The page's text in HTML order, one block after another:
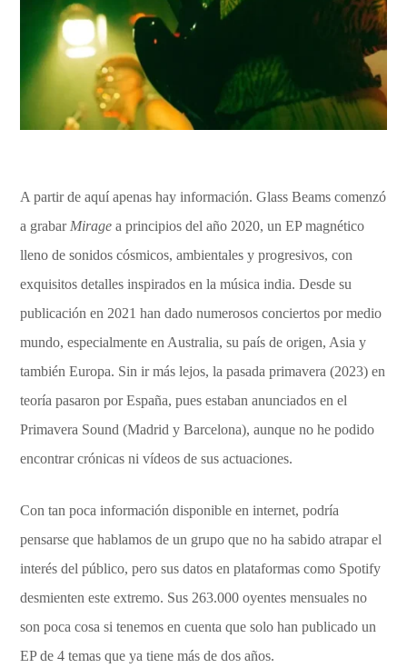
A partir de aquí apenas hay información. Glass Beams comenzó
a grabar Mirage a principios del año 2020, un EP magnético
lleno de sonidos cósmicos, ambientales y progresivos, con
exquisitos detalles inspirados en la música india. Desde su
publicación en 2021 han dado numerosos conciertos por medio
mundo, especialmente en Australia, su país de origen, Asia y
también Europa. Sin ir más lejos, la pasada primavera (2023) en
teoría pasaron por España, pues estaban anunciados en el
Primavera Sound (Madrid y Barcelona), aunque no he podido
encontrar crónicas ni vídeos de sus actuaciones.
Con tan poca información disponible en internet, podría
pensarse que hablamos de un grupo que no ha sabido atrapar el
interés del público, pero sus datos en plataformas como Spotify
desmienten este extremo. Sus 263.000 oyentes mensuales no
son poca cosa si tenemos en cuenta que solo han publicado un
EP de 4 temas que ya tiene más de dos años.